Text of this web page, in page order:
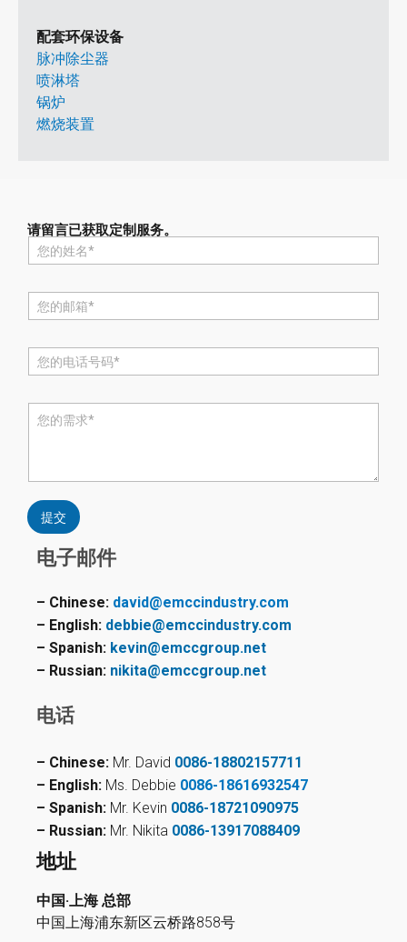
配套环保设备
脉冲除尘器
喷淋塔
锅炉
燃烧装置
请留言已获取定制服务。
称
邮
话
论
*
提交
电子邮件
– Chinese: david@emccindustry.com
– English: debbie@emccindustry.com
– Spanish: kevin@emccgroup.net
– Russian: nikita@emccgroup.net
电话
– Chinese: Mr. David 0086-18802157711
– English: Ms. Debbie 0086-18616932547
– Spanish: Mr. Kevin 0086-18721090975
– Russian: Mr. Nikita 0086-13917088409
地址
中国·上海 总部
中国上海浦东新区云桥路858号